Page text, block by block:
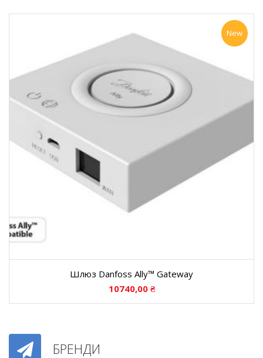
New
Шлюз Danfoss Ally™ Gateway
10740,00 ₴
БРЕНДИ